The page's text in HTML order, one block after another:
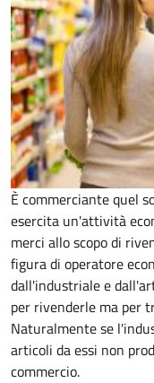
È commerciante quel
esercita un'attività
merci allo scopo di
figura di operatore
dall'industriale e
per rivenderle ma per
Naturalmente se
articoli da essi non
commercio.